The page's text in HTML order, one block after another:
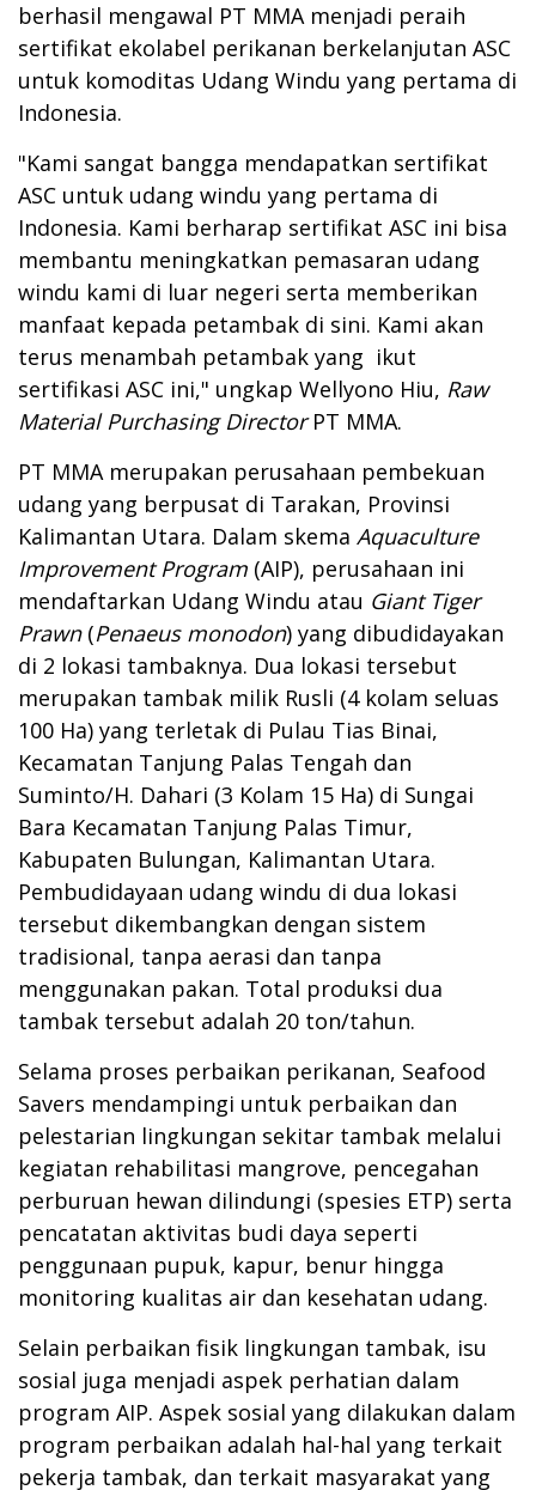
berhasil mengawal PT MMA menjadi peraih
sertifikat ekolabel perikanan berkelanjutan ASC
untuk komoditas Udang Windu yang pertama di
Indonesia.
"Kami sangat bangga mendapatkan sertifikat
ASC untuk udang windu yang pertama di
Indonesia. Kami berharap sertifikat ASC ini bisa
membantu meningkatkan pemasaran udang
windu kami di luar negeri serta memberikan
manfaat kepada petambak di sini. Kami akan
terus menambah petambak yang ikut
sertifikasi ASC ini," ungkap Wellyono Hiu, Raw
Material Purchasing DirectorPT MMA.
PT MMA merupakan perusahaan pembekuan
udang yang berpusat di Tarakan, Provinsi
Kalimantan Utara. Dalam skema Aquaculture
Improvement Program (AIP), perusahaan ini
mendaftarkan Udang Windu atau Giant Tiger
Prawn(Penaeus monodon) yang dibudidayakan
di 2 lokasi tambaknya. Dua lokasi tersebut
merupakan tambak milik Rusli (4 kolam seluas
100 Ha) yang terletak di Pulau Tias Binai,
Kecamatan Tanjung Palas Tengah dan
Suminto/H. Dahari (3 Kolam 15 Ha) di Sungai
Bara Kecamatan Tanjung Palas Timur,
Kabupaten Bulungan, Kalimantan Utara.
Pembudidayaan udang windu di dua lokasi
tersebut dikembangkan dengan sistem
tradisional, tanpa aerasi dan tanpa
menggunakan pakan. Total produksi dua
tambak tersebut adalah 20 ton/tahun.
Selama proses perbaikan perikanan, Seafood
Savers mendampingi untuk perbaikan dan
pelestarian lingkungan sekitar tambak melalui
kegiatan rehabilitasi mangrove, pencegahan
perburuan hewan dilindungi (spesies ETP) serta
pencatatan aktivitas budi daya seperti
penggunaan pupuk, kapur, benur hingga
monitoring kualitas air dan kesehatan udang.
Selain perbaikan fisik lingkungan tambak, isu
sosial juga menjadi aspek perhatian dalam
program AIP. Aspek sosial yang dilakukan dalam
program perbaikan adalah hal-hal yang terkait
pekerja tambak, dan terkait masyarakat yang